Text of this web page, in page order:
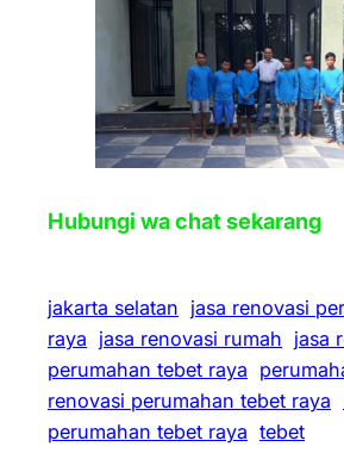
Hubungi wa chat sekarang
jakarta selatan jasa renovasi
raya jasa renovasi rumah jasa
perumahan tebet raya
renovasi perumahan tebet raya
perumahan tebet raya tebet